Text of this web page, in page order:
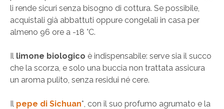
li rende sicuri senza bisogno di cottura. Se possibile,
acquistali già abbattuti oppure congelali in casa per
almeno 96 ore a -18 °C.
Il limone biologico è indispensabile: serve sia il succo
che la scorza, e solo una buccia non trattata assicura
un aroma pulito, senza residui né cere.
Il pepe di Sichuan*, con il suo profumo agrumato e la